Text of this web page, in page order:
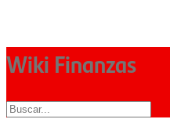
Wiki Finanzas